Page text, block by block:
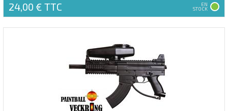
24,00 € TTC EN
STOCK